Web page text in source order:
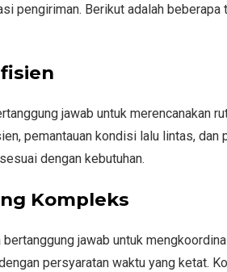
pengiriman. Berikut adalah
jawab untuk merencanakan
pemantauan kondisi lalu lintas, dan
dengan kebutuhan.
Kompleks
jawab untuk
persyaratan waktu yang ketat.